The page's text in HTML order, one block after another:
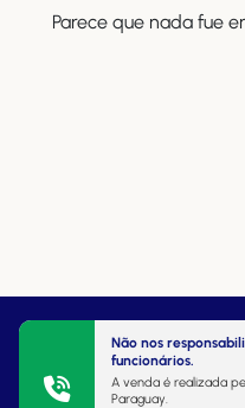
Parece que nada fue
Não nos
funcionários.
A venda é realizada
Paraguay.